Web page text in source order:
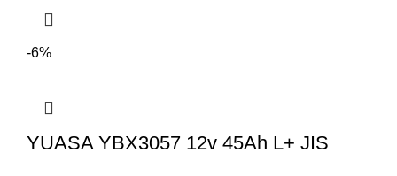
-6%
YUASA YBX3057 12v 45Ah L+ JIS